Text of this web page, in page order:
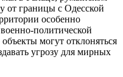
от границы с Одесской
особенно
политической
могут отклоняться
угрозу для мирных